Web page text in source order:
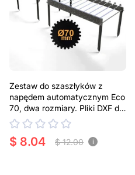
Zestaw do szaszłyków z
napędem automatycznym Eco
70, dwa rozmiary. Pliki DXF do
cięcia laserowego i
plazmowego.
$ 8.04 $ 12.00 i